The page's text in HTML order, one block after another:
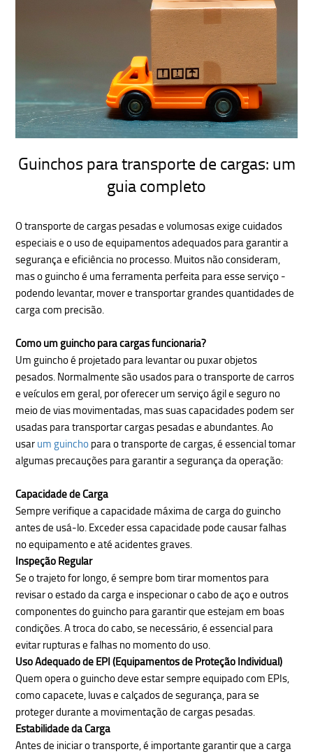
Guinchos para transporte de cargas: um
guia completo
O transporte de cargas pesadas e volumosas exige cuidados
especiais e o uso de equipamentos adequados para garantir a
segurança e eficiência no processo. Muitos não consideram,
mas o guincho é uma ferramenta perfeita para esse serviço -
podendo levantar, mover e transportar grandes quantidades de
carga com precisão.
Como um guincho para cargas funcionaria?
Um guincho é projetado para levantar ou puxar objetos
pesados. Normalmente são usados para o transporte de carros
e veículos em geral, por oferecer um serviço ágil e seguro no
meio de vias movimentadas, mas suas capacidades podem ser
usadas para transportar cargas pesadas e abundantes.Ao
usarum guinchopara o transporte de cargas, é essencial tomar
algumas precauções para garantir a segurança da operação:
Capacidade de Carga
Sempre verifique a capacidade máxima de carga do guincho
antes de usá-lo. Exceder essa capacidade pode causar falhas
no equipamento e até acidentes graves.
Inspeção Regular
Se o trajeto for longo, é sempre bom tirar momentos para
revisar o estado da carga e inspecionar o cabo de aço e outros
componentes do guincho para garantir que estejam em boas
condições. A troca do cabo, se necessário, é essencial para
evitar rupturas e falhas no momento do uso.
Uso Adequado de EPI (Equipamentos de Proteção Individual)
Quem opera o guincho deve estar sempre equipado com EPIs,
como capacete, luvas e calçados de segurança, para se
proteger durante a movimentação de cargas pesadas.
Estabilidade da Carga
Antes de iniciar o transporte, é importante garantir que a carga